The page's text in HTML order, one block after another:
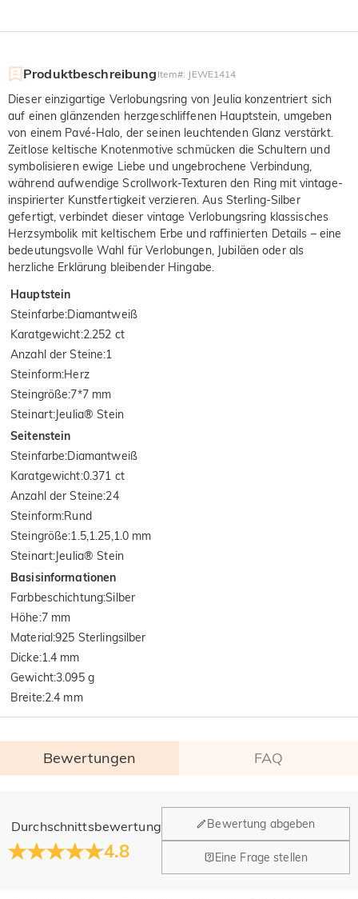
Produktbeschreibung Item#: JEWE1414
Dieser einzigartige Verlobungsring von Jeulia konzentriert sich
auf einen glänzenden herzgeschliffenen Hauptstein, umgeben
von einem Pavé-Halo, der seinen leuchtenden Glanz verstärkt.
Zeitlose keltische Knotenmotive schmücken die Schultern und
symbolisieren ewige Liebe und ungebrochene Verbindung,
während aufwendige Scrollwork-Texturen den Ring mit vintage-
inspirierter Kunstfertigkeit verzieren. Aus Sterling-Silber
gefertigt, verbindet dieser vintage Verlobungsring klassisches
Herzsymbolik mit keltischem Erbe und raffinierten Details – eine
bedeutungsvolle Wahl für Verlobungen, Jubiläen oder als
herzliche Erklärung bleibender Hingabe.
Hauptstein
Steinfarbe:Diamantweiß
Karatgewicht:2.252 ct
Anzahl der Steine:1
Steinform:Herz
Steingröße:7*7 mm
Steinart:Jeulia® Stein
Seitenstein
Steinfarbe:Diamantweiß
Karatgewicht:0.371 ct
Anzahl der Steine:24
Steinform:Rund
Steingröße:1.5,1.25,1.0 mm
Steinart:Jeulia® Stein
Basisinformationen
Farbbeschichtung:Silber
Höhe:7 mm
Material:925 Sterlingsilber
Dicke:1.4 mm
Gewicht:3.095 g
Breite:2.4 mm
Bewertungen FAQ
Durchschnittsbewertung
4.8
Bewertung abgeben
Eine Frage stellen
Allgemein
Wo befindet sich Ihr Unternehmen?
Unser Hauptbüro befindet sich in Los Angeles, Kalifornien,